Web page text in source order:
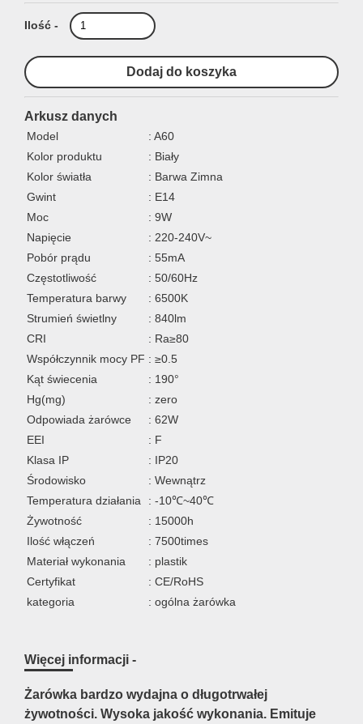
Ilość -
Arkusz danych
Model
: A60
Kolor produktu
: Biały
Kolor światła
: Barwa Zimna
Gwint
: E14
Moc
: 9W
Napięcie
: 220-240V~
Pobór prądu
: 55mA
Częstotliwość
: 50/60Hz
Temperatura barwy
: 6500K
Strumień świetlny
: 840lm
CRI
: Ra≥80
Współczynnik mocy PF : ≥0.5
Kąt świecenia
: 190°
Hg(mg)
: zero
Odpowiada żarówce
: 62W
EEI
: F
Klasa IP
: IP20
Środowisko
: Wewnątrz
Temperatura działania
: -10℃~40℃
Żywotność
: 15000h
Ilość włączeń
: 7500times
Materiał wykonania
: plastik
Certyfikat
: CE/RoHS
kategoria
: ogólna żarówka
Więcej informacji -
Żarówka bardzo wydajna o długotrwałej
żywotności. Wysoka jakość wykonania. Emituje